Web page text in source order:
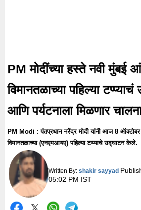
PM मोदींच्या हस्ते नवी मुंबई
विमानतळाच्या पहिल्या
आणि पर्यटनाला मिळणार
PM Modi : पंतप्रधान नरेंद्र मोदी यांनी आज 8 ऑक्टोबर
विमानतळाच्या (एनएमआयए) पहिल्या टप्प्याचे उद्घाटन केले.
Written By:shakir sayyad
05:02 PM IST